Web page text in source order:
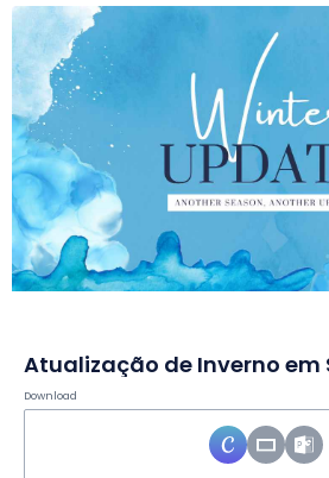
Atualização de Inverno em
Download